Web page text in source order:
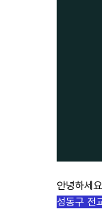
안녕하세
성동구 전